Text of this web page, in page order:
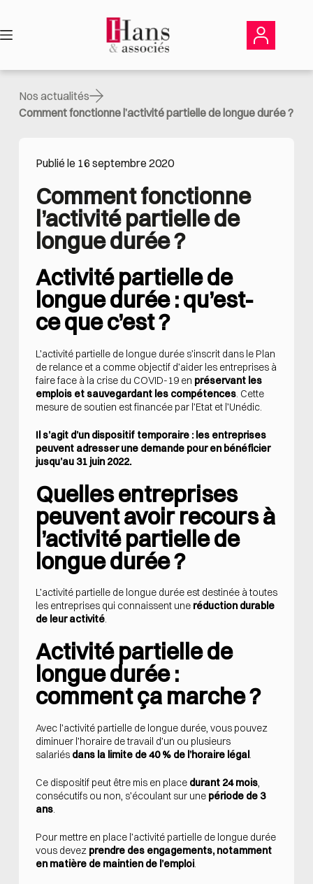
contenu
Nos actualités
Comment fonctionne l’activité partielle de longue durée ?
Publié le 16 septembre 2020
Comment fonctionne
l’activité partielle de
longue durée ?
Activité partielle de
longue durée : qu’est-
ce que c’est ?
L’activité partielle de longue durée s’inscrit dans le Plan
de relance et a comme objectif d’aider les entreprises à
faire face à la crise du COVID-19 en préservant les
emplois et sauvegardant les compétences. Cette
mesure de soutien est financée par l’Etat et l’Unédic.
Il s’agit d’un dispositif temporaire : les entreprises
peuvent adresser une demande pour en bénéficier
jusqu’au 31 juin 2022.
Quelles entreprises
peuvent avoir recours à
l’activité partielle de
longue durée ?
L’activité partielle de longue durée est destinée à toutes
les entreprises qui connaissent une réduction durable
de leur activité.
Activité partielle de
longue durée :
comment ça marche ?
Avec l’activité partielle de longue durée, vous pouvez
diminuer l’horaire de travail d’un ou plusieurs
salariés dans la limite de 40 % de l’horaire légal.
Ce dispositif peut être mis en place durant 24 mois,
consécutifs ou non, s’écoulant sur une période de 3
ans.
Pour mettre en place l’activité partielle de longue durée
vous devez prendre des engagements, notamment
en matière de maintien de l’emploi.